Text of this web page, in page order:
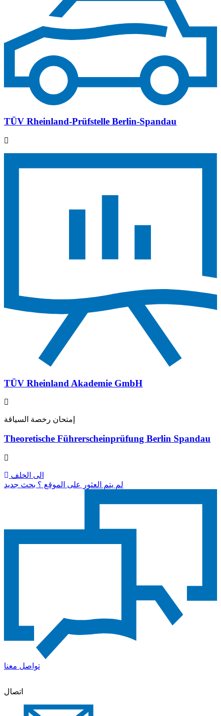
TÜV Rheinland-Prüfstelle Berlin-Spandau
TÜV Rheinland Akademie GmbH
إمتحان رخصة السياقة
Theoretische Führerscheinprüfung Berlin Spandau
الى الخلف
لم يتم العثور على الموقع ؟ بحث جديد
تواصل معنا
اتصال